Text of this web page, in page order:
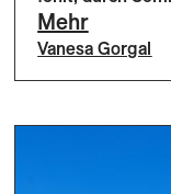
Mehr
Vanesa Gorgal